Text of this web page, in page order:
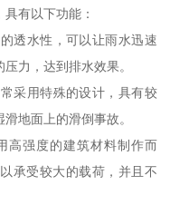
有以下功能：
透水性，可以让雨水迅速
力，达到排水效果。
采用特殊的设计，具有较
地面上的滑倒事故。
高强度的建筑材料制作而
承受较大的载荷，并且不